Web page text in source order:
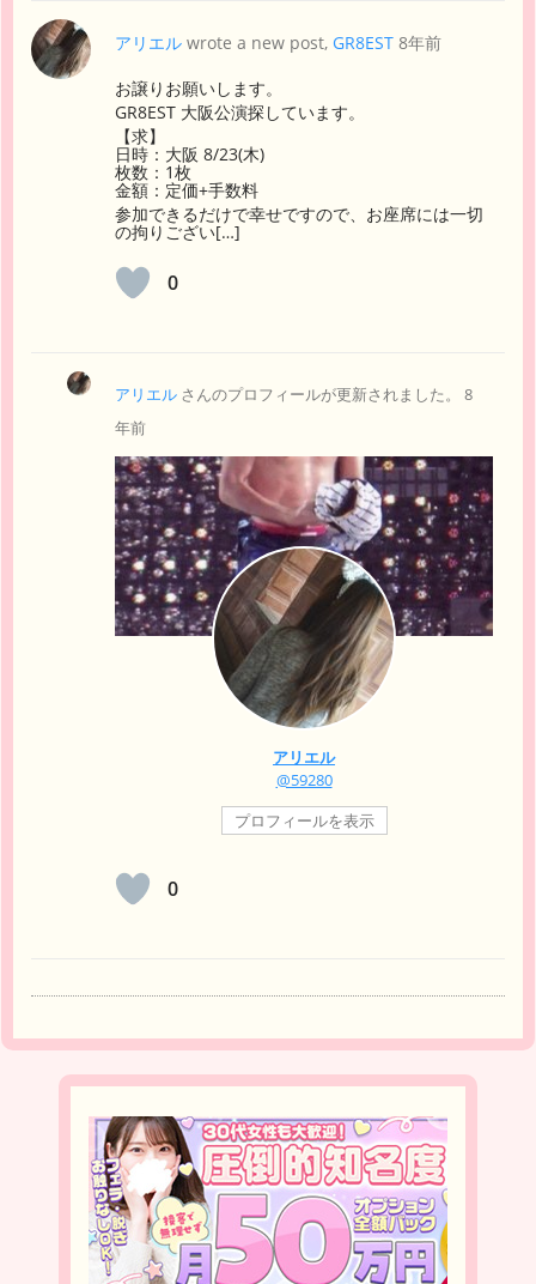
アリエル wrote a new post, GR8EST 8年前
お譲りお願いします。
GR8EST 大阪公演探しています。
【求】
日時：大阪 8/23(木)
枚数：1枚
金額：定価+手数料
参加できるだけで幸せですので、お座席には一切
の拘りござい[…]
0
アリエル さんのプロフィールが更新されました。 8
年前
アリエル
@59280
プロフィールを表示
0